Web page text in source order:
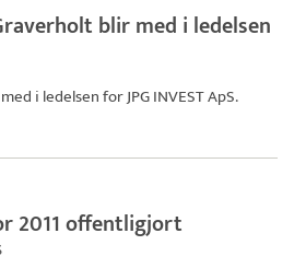
blir med i ledelsen
i ledelsen forJPG INVEST ApS.
2011 offentligjort